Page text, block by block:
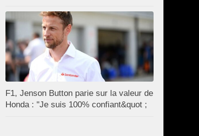
F1, Jenson Button parie sur la valeur de
Honda : "Je suis 100% confiant&quot ;